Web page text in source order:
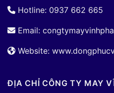
Hotline: 0937 662 665
Email:
Website:
ĐỊA CHỈ CÔNG TY MAY